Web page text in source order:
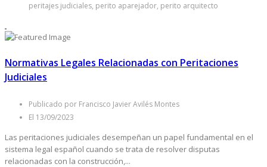
peritajes judiciales, perito aparejador, perito arquitecto
Normativas Legales Relacionadas con Peritaciones
Judiciales
Publicado por Francisco Javier Avilés Montes
El 13/09/2023
Las peritaciones judiciales desempeñan un papel fundamental en el
sistema legal español cuando se trata de resolver disputas
relacionadas con la construcción,...